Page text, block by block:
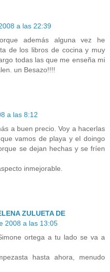
a las 22:39
además alguna vez he
de los libros de cocina y muy
todas las que me enseña mi
un Besazo!!!!
a las 8:12
a buen precio. Voy a hacerlas
vamos de playa y el doingo
se dejan hechas y se fríen
inmejorable.
ZULUETA DE
2008 a las 13:05
ortega a tu lado se va a
hasta ahora, menudo